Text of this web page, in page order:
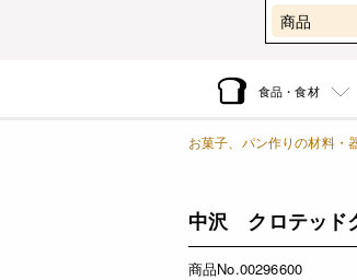
商品
食品・食材
お菓子、パン作りの材料・
中沢 クロテッド
商品No.00296600